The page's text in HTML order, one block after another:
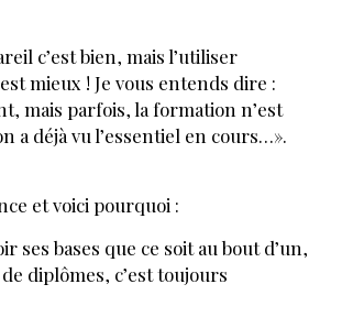
c’est bien, mais l’utiliser
mieux ! Je vous entends dire :
mais parfois, la formation n’est
a déjà vu l’essentiel en cours…».
et voici pourquoi :
ses bases que ce soit au bout d’un,
diplômes, c’est toujours